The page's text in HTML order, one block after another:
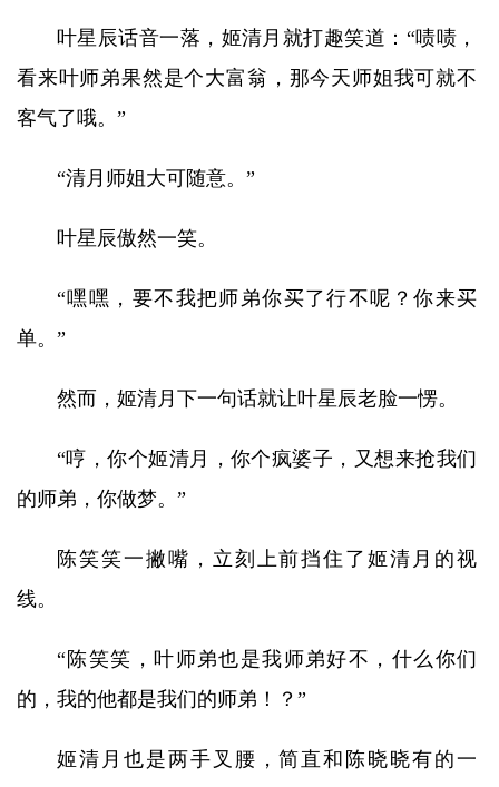
叶星辰话音一落，姬清月就打趣笑道：“啧啧，
看来叶师弟果然是个大富翁，那今天师姐我可就不
客气了哦。”
“清月师姐大可随意。”
叶星辰傲然一笑。
“嘿嘿，要不我把师弟你买了行不呢？你来买
单。”
然而，姬清月下一句话就让叶星辰老脸一愣。
“哼，你个姬清月，你个疯婆子，又想来抢我们
的师弟，你做梦。”
陈笑笑一撇嘴，立刻上前挡住了姬清月的视
线。
“陈笑笑，叶师弟也是我师弟好不，什么你们
的，我的他都是我们的师弟！？”
姬清月也是两手叉腰，简直和陈晓晓有的一